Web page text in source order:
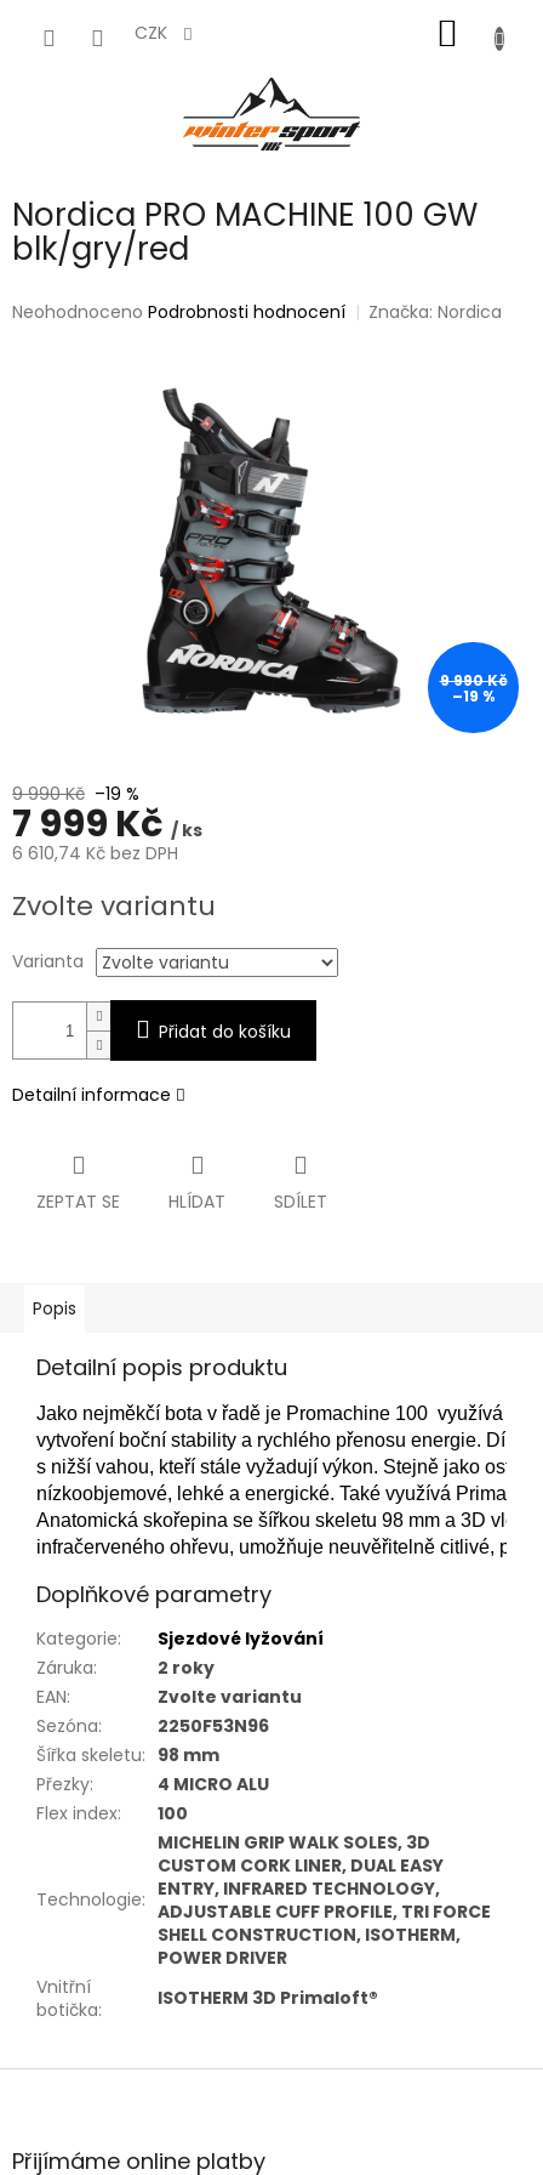
CZK
KOŠÍK
Nordica PRO MACHINE 100 GW
blk/gry/red
Průměrné
Neohodnoceno Podrobnosti hodnocení Značka:Nordica
9 990 Kč
–19 %
9 990 Kč –19 %
7 999 Kč / ks
6 610,74 Kč bez DPH
cena:
Zvolte variantu
Varianta
Přidat do košíku
Detailní informace
ZEPTAT SE HLÍDAT SDÍLET
Popis
Detailní popis produktu
Jako nejměkčí bota v řadě je Promachine 100  využívá
vytvoření boční stability a rychlého přenosu energie. Díky
s nižší vahou, kteří stále vyžadují výkon. Stejně jako
nízkoobjemové, lehké a energické. Také využívá
Anatomická skořepina se šířkou skeletu 98 mm a 3D
infračerveného ohřevu, umožňuje neuvěřitelně citlivé,
Doplňkové parametry
Kategorie:
Sjezdové lyžování
Záruka:
2 roky
EAN:
Zvolte variantu
Sezóna:
2250F53N96
Šířka skeletu: 98 mm
Přezky:
4 MICRO ALU
Flex index: 100
Technologie:
MICHELIN GRIP WALK SOLES, 3D
CUSTOM CORK LINER, DUAL EASY
ENTRY, INFRARED TECHNOLOGY,
ADJUSTABLE CUFF PROFILE, TRI FORCE
SHELL CONSTRUCTION, ISOTHERM,
POWER DRIVER
Vnitřní
botička: ISOTHERM 3D Primaloft®
Z
aPřijímáme online platby